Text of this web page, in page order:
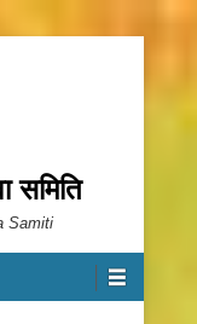
समिति
Samiti